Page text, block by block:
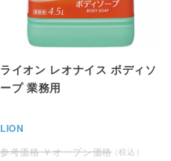
ライオン レオナイス ボディソ
ープ 業務用
LION
オープン価格